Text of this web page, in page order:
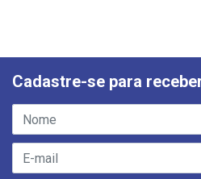
Cadastre-se para